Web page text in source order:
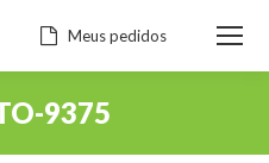
Meus pedidos
9375